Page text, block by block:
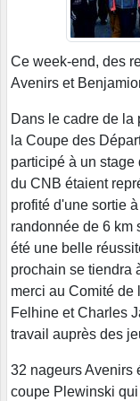
Ce week-end, des
Avenirs et
Dans le cadre de
la Coupe des
participé à un
du CNB étaient
profité d'une sortie
randonnée de 6 km
été une belle
prochain se tiendra
merci au Comité de
Felhine et Charles
travail auprès des
32 nageurs Avenirs
coupe Plewinski